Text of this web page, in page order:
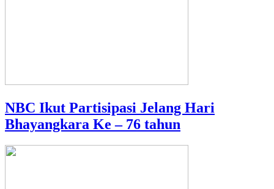
NBC Ikut Partisipasi Jelang Hari
Bhayangkara Ke – 76 tahun